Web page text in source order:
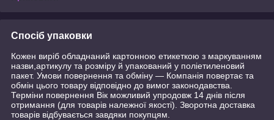
Спосіб упаковки
Кожен виріб обладнаний картонною етикеткою з маркуванням
назви,артикулу та розміру й упакований у поліетиленовий
пакет. Умови повернення та обміну — Компанія повертає та
обмін цього товару відповідно до вимог законодавства.
Терміни повернення Вік можливий упродовж 14 днів після
отримання (для товарів належної якості). Зворотна доставка
товарів відбувається завдяки покупцям.